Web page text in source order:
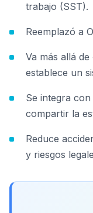
trabajo (SST).
Reemplazó a
Va más allá
establece un
Se integra
compartir la
Reduce
y riesgos